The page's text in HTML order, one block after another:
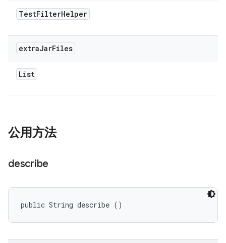
TestFilterHelper
extraJarFiles
List
公用方法
describe
public String describe ()